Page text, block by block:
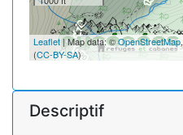
Leaflet| Map data: ©OpenStreetMap,
(CC-BY-SA)
Descriptif